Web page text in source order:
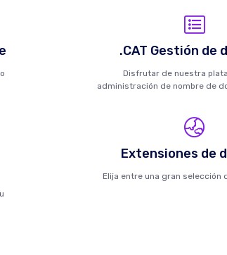
.CAT Gestión de
Disfrutar de nuestra
administración de nombre de
Extensiones de
Elija entre una gran selección